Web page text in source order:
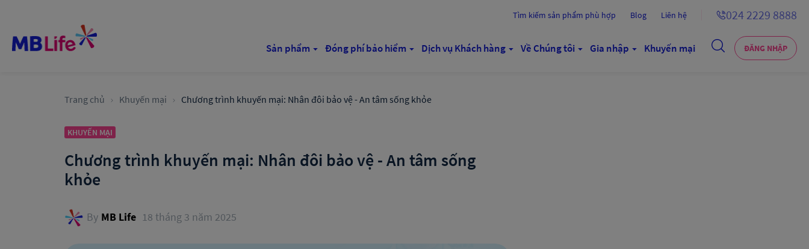
Tìm kiếm sản phẩm phù hợp Blog Liên hệ 024 2229 8888
Sản phẩm Đóng phí bảo hiểm Dịch vụ Khách hàng Về Chúng tôi Gia nhập Khuyến mại ĐĂNG NHẬP
Trang chủ Khuyến mại Chương trình khuyến mại: Nhân đôi bảo vệ - An tâm sống khỏe
KHUYẾN MẠI
Chương trình khuyến mại: Nhân đôi bảo vệ - An tâm sống
khỏe
By MB Life 18 tháng 3 năm 2025